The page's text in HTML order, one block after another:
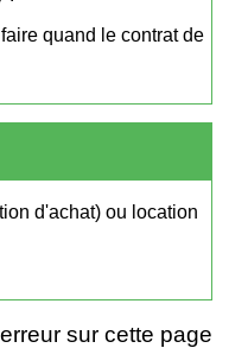
quand le contrat de
d'achat) ou location
sur cette page